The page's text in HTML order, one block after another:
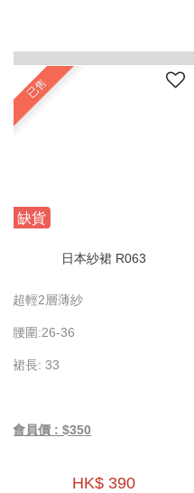
已售
缺貨
日本紗裙 R063
超輕2層薄紗
腰圍:26-36
裙長: 33
會員價 : $350
HK$ 390